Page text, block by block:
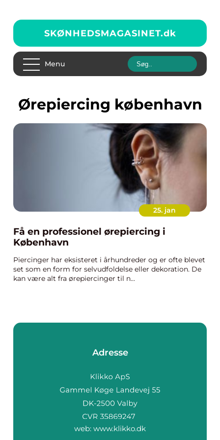
SKØNHEDSMAGASINET.dk
Menu
Ørepiercing københavn
25. jan
Få en professionel ørepiercing i
København
Piercinger har eksisteret i århundreder og er ofte blevet
set som en form for selvudfoldelse eller dekoration. De
kan være alt fra ørepiercinger til n...
Adresse
web: www.klikko.dk